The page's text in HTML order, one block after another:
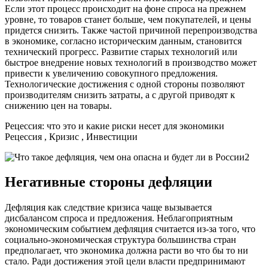
Если этот процесс происходит на фоне спроса на прежнем
уровне, то товаров станет больше, чем покупателей, и цены
придется снизить. Также частой причиной перепроизводства
в экономике, согласно историческим данным, становится
технический прогресс. Развитие старых технологий или
быстрое внедрение новых технологий в производство может
привести к увеличению совокупного предложения.
Технологические достижения с одной стороны позволяют
производителям снизить затраты, а с другой приводят к
снижению цен на товары.
Рецессия: что это и какие риски несет для экономики
Рецессия , Кризис , Инвестиции
Негативные стороны дефляции
Дефляция как следствие кризиса чаще вызывается
дисбалансом спроса и предложения. Неблагоприятным
экономическим событием дефляция считается из-за того, что
социально-экономическая структура большинства стран
предполагает, что экономика должна расти во что бы то ни
стало. Ради достижения этой цели власти предпринимают